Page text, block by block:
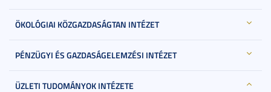
ÖKOLÓGIAI KÖZGAZDASÁGTAN INTÉZET
PÉNZÜGYI ÉS GAZDASÁGELEMZÉSI INTÉZET
ÜZLETI TUDOMÁNYOK INTÉZETE